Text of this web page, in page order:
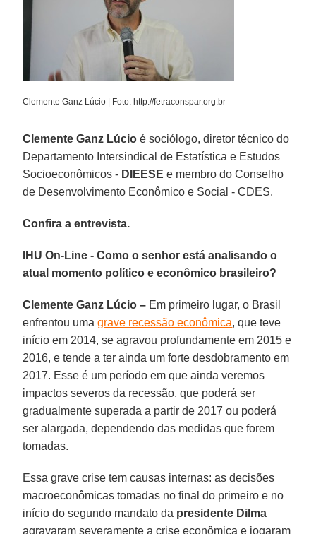
Clemente Ganz Lúcio | Foto: http://fetraconspar.org.br
Clemente Ganz Lúcio é sociólogo, diretor técnico do
Departamento Intersindical de Estatística e Estudos
Socioeconômicos - DIEESE e membro do Conselho
de Desenvolvimento Econômico e Social - CDES.
Confira a entrevista.
IHU On-Line - Como o senhor está analisando o
atual momento político e econômico brasileiro?
Clemente Ganz Lúcio – Em primeiro lugar, o Brasil
enfrentou umagrave recessão econômica, que teve
início em 2014, se agravou profundamente em 2015 e
2016, e tende a ter ainda um forte desdobramento em
2017. Esse é um período em que ainda veremos
impactos severos da recessão, que poderá ser
gradualmente superada a partir de 2017 ou poderá
ser alargada, dependendo das medidas que forem
tomadas.
Essa grave crise tem causas internas: as decisões
macroeconômicas tomadas no final do primeiro e no
início do segundo mandato da presidente Dilma
agravaram severamente a crise econômica e jogaram